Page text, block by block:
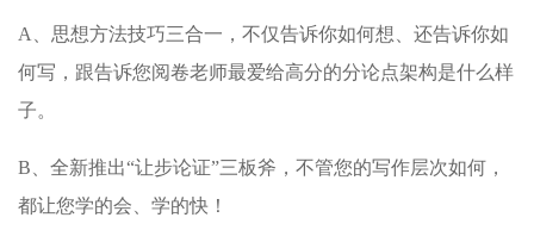
A、思想方法技巧三合一，不仅告诉你如何想、还告诉你如
何写，跟告诉您阅卷老师最爱给高分的分论点架构是什么样
子。
B、全新推出“让步论证”三板斧，不管您的写作层次如何，
都让您学的会、学的快！